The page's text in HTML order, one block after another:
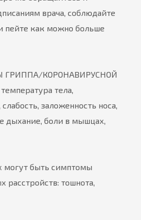
врача, соблюдайте
пейте как можно больше
КОРОНАВИРУСНОЙ
тела,
заложенность носа,
дыхание, боли в мышцах,
могут быть симптомы
тошнота,